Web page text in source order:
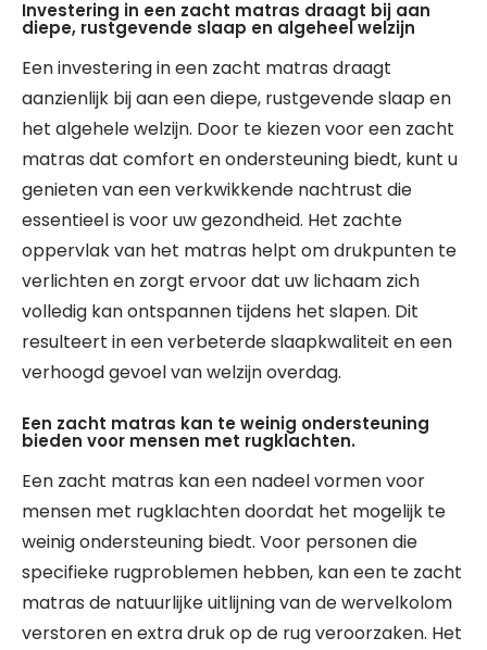
Investering in een zacht matras draagt bij aan
diepe, rustgevende slaap en algeheel welzijn
Een investering in een zacht matras draagt
aanzienlijk bij aan een diepe, rustgevende slaap en
het algehele welzijn. Door te kiezen voor een zacht
matras dat comfort en ondersteuning biedt, kunt u
genieten van een verkwikkende nachtrust die
essentieel is voor uw gezondheid. Het zachte
oppervlak van het matras helpt om drukpunten te
verlichten en zorgt ervoor dat uw lichaam zich
volledig kan ontspannen tijdens het slapen. Dit
resulteert in een verbeterde slaapkwaliteit en een
verhoogd gevoel van welzijn overdag.
Een zacht matras kan te weinig ondersteuning
bieden voor mensen met rugklachten.
Een zacht matras kan een nadeel vormen voor
mensen met rugklachten doordat het mogelijk te
weinig ondersteuning biedt. Voor personen die
specifieke rugproblemen hebben, kan een te zacht
matras de natuurlijke uitlijning van de wervelkolom
verstoren en extra druk op de rug veroorzaken. Het